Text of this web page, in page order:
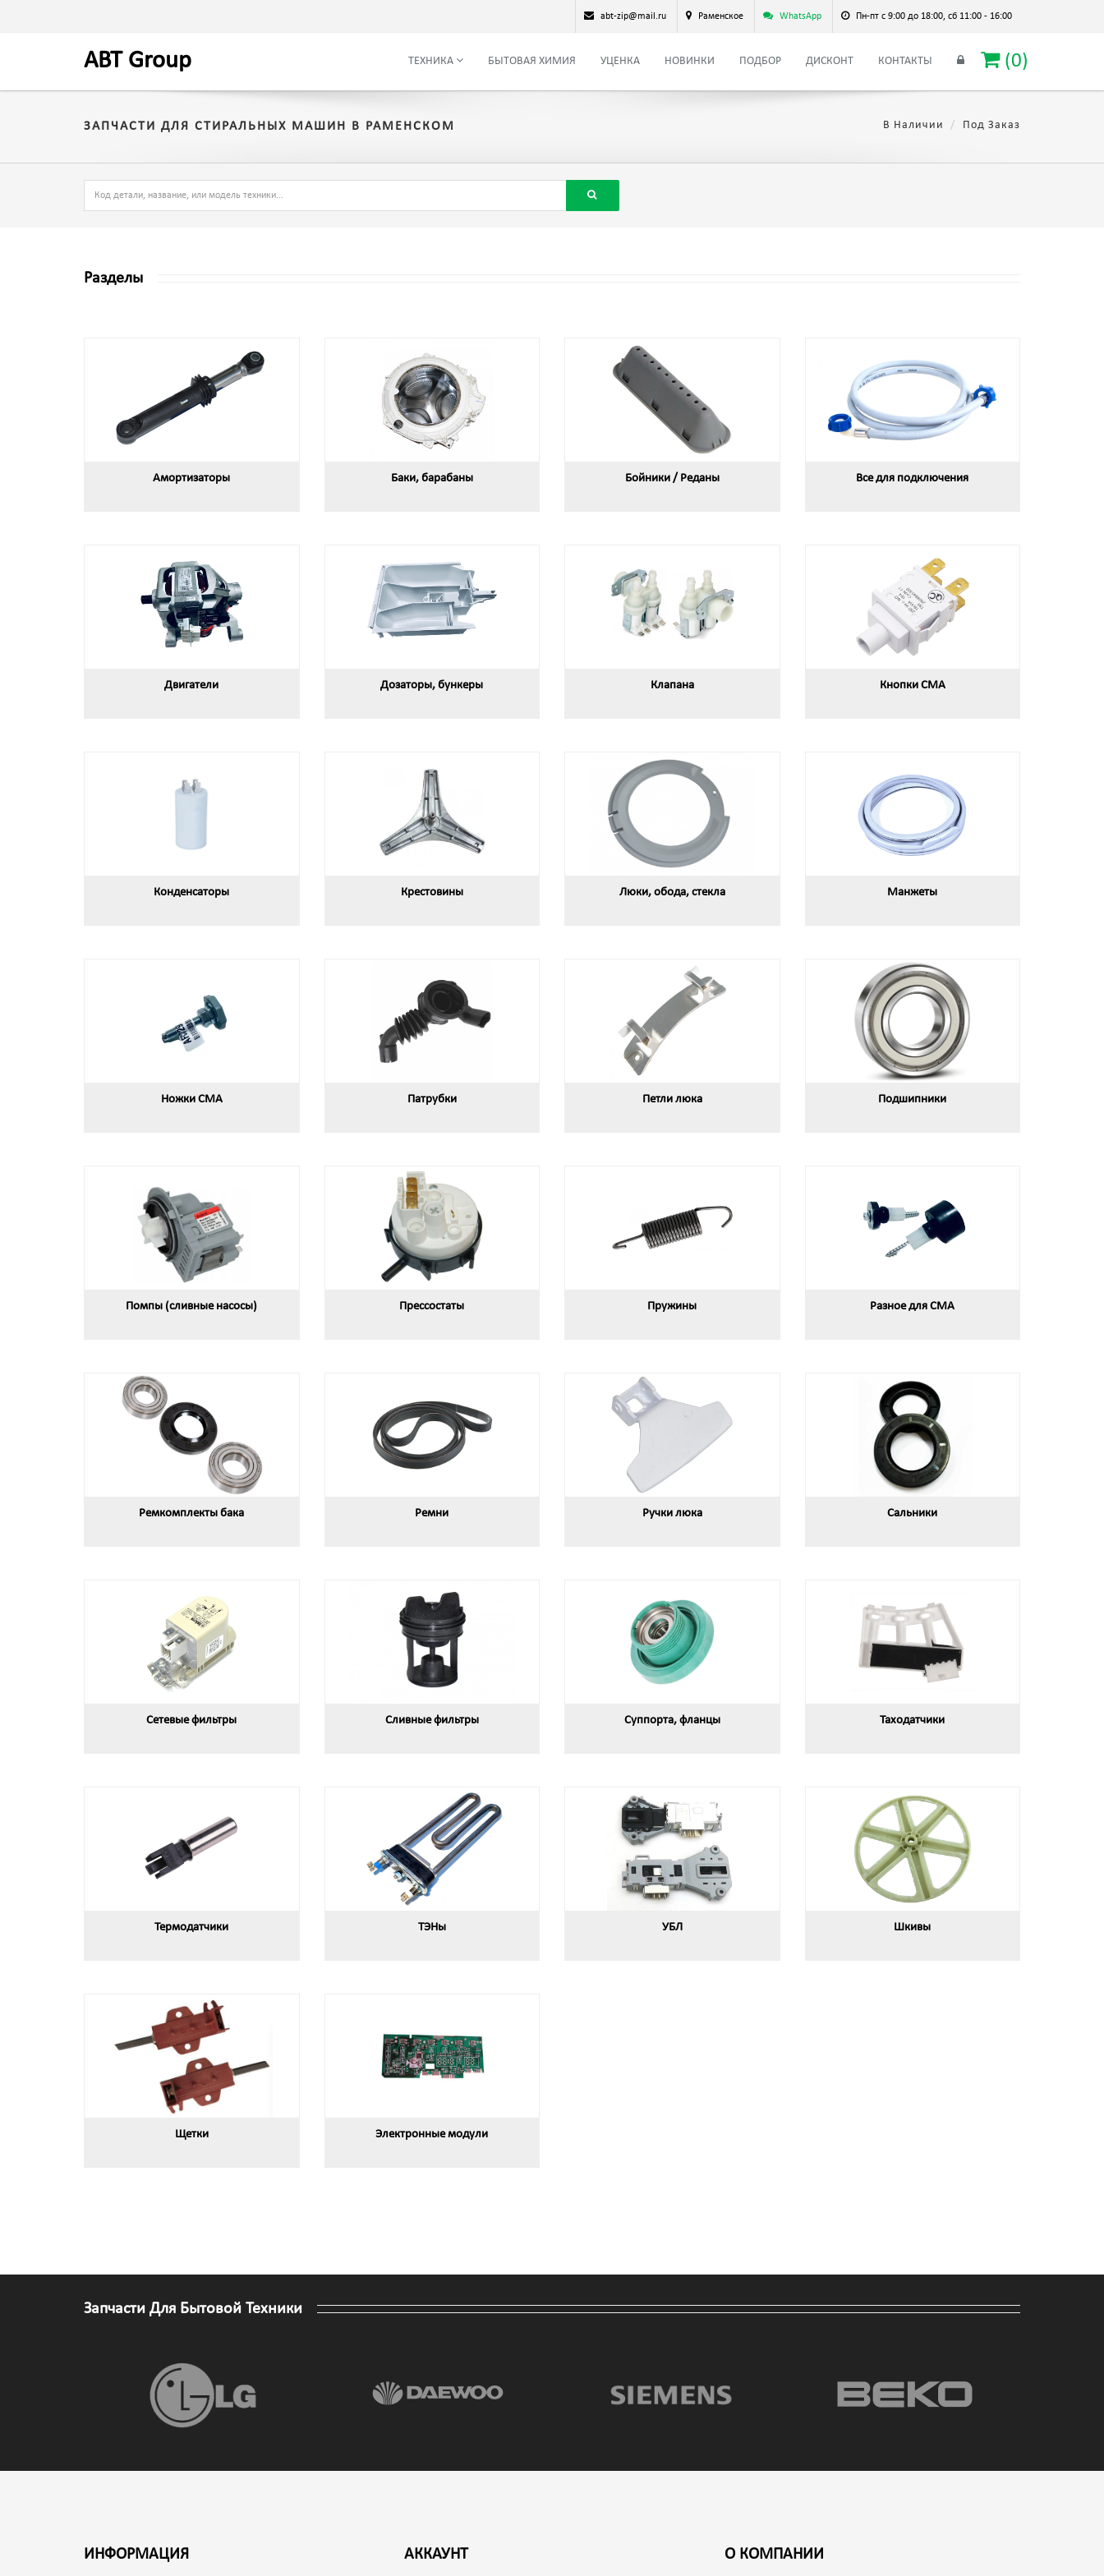
abt-zip@mail.ru Раменское WhatsApp Пн-пт с 9:00 до 18:00, сб 11:00 - 16:00
ABT Group ТЕХНИКА БЫТОВАЯ ХИМИЯ УЦЕНКА НОВИНКИ ПОДБОР ДИСКОНТ КОНТАКТЫ (0)
ЗАПЧАСТИ ДЛЯ СТИРАЛЬНЫХ МАШИН В РАМЕНСКОМ В Наличии Под Заказ
Разделы
Амортизаторы Баки, барабаны Бойники / Реданы Все для подключения
Двигатели Дозаторы, бункеры Клапана Кнопки СМА
Конденсаторы Крестовины Люки, обода, стекла Манжеты
Ножки СМА Патрубки Петли люка Подшипники
Помпы (сливные насосы) Прессостаты Пружины Разное для СМА
Ремкомплекты бака Ремни Ручки люка Сальники
Сетевые фильтры Сливные фильтры Суппорта, фланцы Таходатчики
Термодатчики ТЭНы УБЛ Шкивы
Щетки Электронные модули
Запчасти Для Бытовой Техники
ИНФОРМАЦИЯ АККАУНТ О КОМПАНИИ